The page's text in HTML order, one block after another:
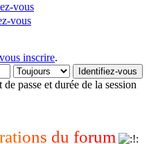
vous
vous
vous inscrire.
passe et durée de la session
rations du forum